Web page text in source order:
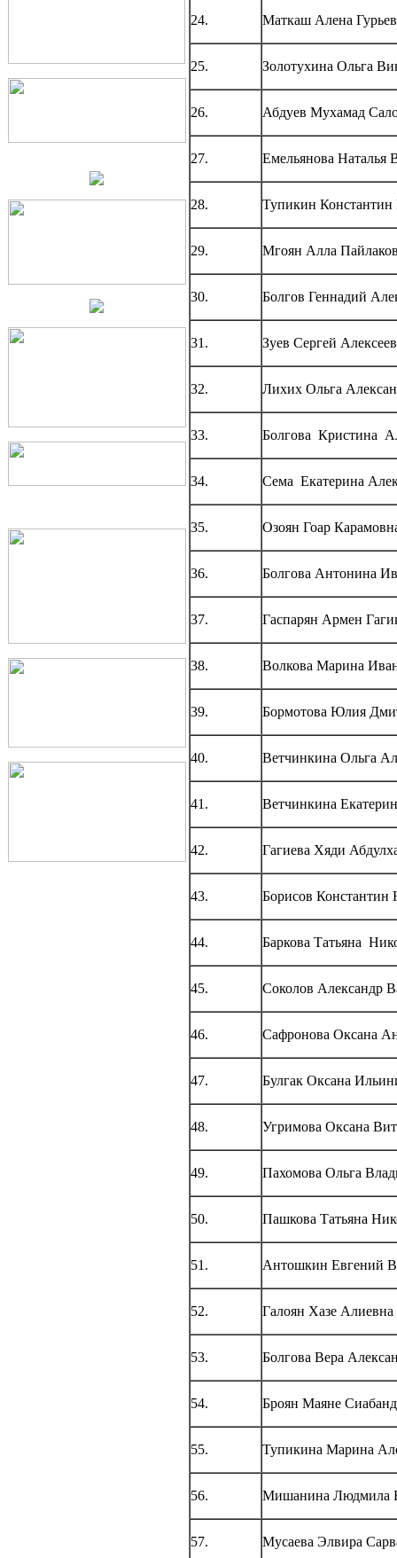
24. Маткаш Алена
25. Золотухина Ольга
26. Абдуев Мухамад
27. Емельянова Наталья
28. Тупикин
29. Мгоян Алла
30. Болгов Геннадий
31. Зуев Сергей
32. Лихих Ольга
33. Болгова Кристина
34. Сема Екатерина
35. Озоян Гоар
36. Болгова Антонина
37. Гаспарян Армен
38. Волкова Марина
39. Бормотова Юлия
40. Ветчинкина Ольга
41. Ветчинкина
42. Гагиева Хяди
43. Борисов Константин
44. Баркова Татьяна
45. Соколов Александр
46. Сафронова Оксана
47. Булгак Оксана
48. Угримова Оксана
49. Пахомова Ольга
50. Пашкова Татьяна
51. Антошкин Евгений
52. Галоян Хазе Алиевна
53. Болгова Вера
54. Броян Маяне
55. Тупикина Марина
56. Мишанина Людмила
57. Мусаева Элвира